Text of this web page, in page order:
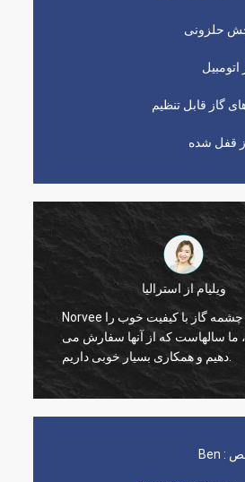
حلزونی
اتومبیل
گاز قابل تنظیم
قفل شده
ویلیام از استرالیا
Norvee می تواند چشمه گاز با کیفیت خوب را
، ما سالهاست که از آنها سفارش می
:
Ben